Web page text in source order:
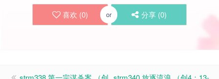
喜欢 (0) or 分享 (0)